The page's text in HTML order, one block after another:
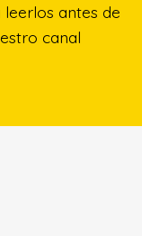
antes de
canal